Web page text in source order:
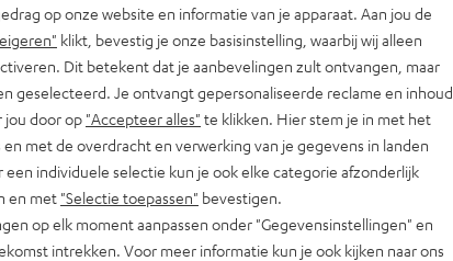
op onze website en informatie van je apparaat. Aan jou de
klikt, bevestig je onze basisinstelling, waarbij wij alleen
Dit betekent dat je aanbevelingen zult ontvangen, maar
geselecteerd. Je ontvangt gepersonaliseerde reclame en inhoud
jou door op "Accepteer alles" te klikken. Hier stem je in met het
met de overdracht en verwerking van je gegevens in landen
een individuele selectie kun je ook elke categorie afzonderlijk
en met "Selectie toepassen" bevestigen.
op elk moment aanpassen onder "Gegevensinstellingen" en
intrekken. Voor meer informatie kun je ook kijken naar ons